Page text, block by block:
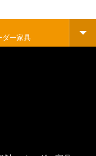
ダー家具